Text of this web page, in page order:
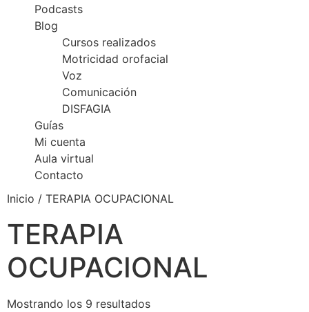
Podcasts
Blog
Cursos realizados
Motricidad orofacial
Voz
Comunicación
DISFAGIA
Guías
Mi cuenta
Aula virtual
Contacto
Inicio / TERAPIA OCUPACIONAL
TERAPIA
OCUPACIONAL
Mostrando los 9 resultados